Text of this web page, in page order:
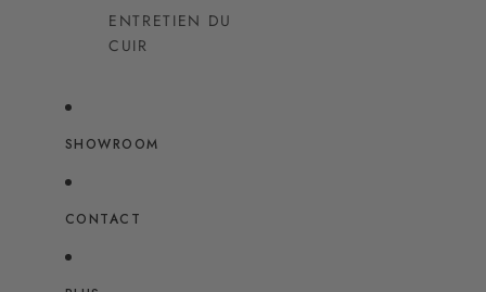
ENTRETIEN DU
CUIR
SHOWROOM
CONTACT